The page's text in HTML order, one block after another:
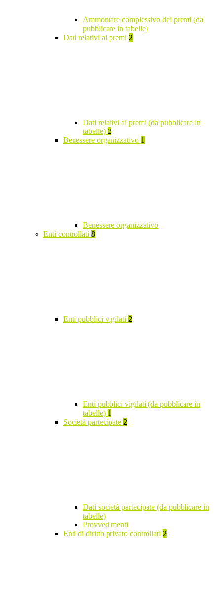
Ammontare complessivo dei premi (da
pubblicare in tabelle)
Dati relativi ai premi 2
Dati relativi ai premi (da pubblicare in
tabelle) 2
Benessere organizzativo 1
Benessere organizzativo
Enti controllati 8
Enti pubblici vigilati 2
Enti pubblici vigilati (da pubblicare in
tabelle) 1
Società partecipate 2
Dati società partecipate (da pubblicare in
tabelle)
Provvedimenti
Enti di diritto privato controllati 2